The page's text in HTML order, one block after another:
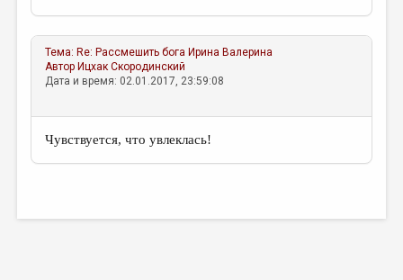
Тема: Re: Рассмешить бога Ирина Валерина
Автор Ицхак Скородинский
Дата и время: 02.01.2017, 23:59:08
Чувствуется, что увлеклась!